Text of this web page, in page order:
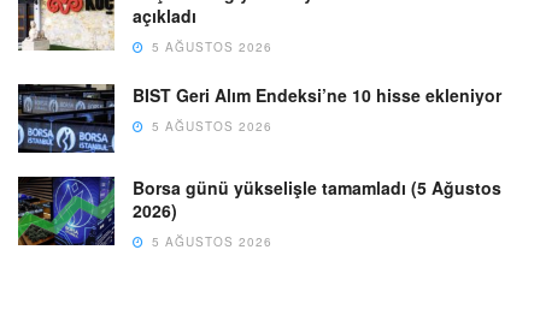
açıkladı
5 AĞUSTOS 2026
BIST Geri Alım Endeksi’ne 10 hisse ekleniyor
5 AĞUSTOS 2026
Borsa günü yükselişle tamamladı (5 Ağustos
2026)
5 AĞUSTOS 2026